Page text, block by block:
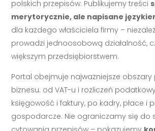
polskich przepisów. Publikujemy treści
merytorycznie, ale napisane
dla każdego właściciela firmy –
prowadzi jednoosobową działalność,
większym przedsiębiorstwem.
Portal obejmuje najważniejsze
biznesu: od VAT-u i rozliczeń
księgowość i faktury, po kadry, płace i
gospodarcze. Nie ograniczamy się do